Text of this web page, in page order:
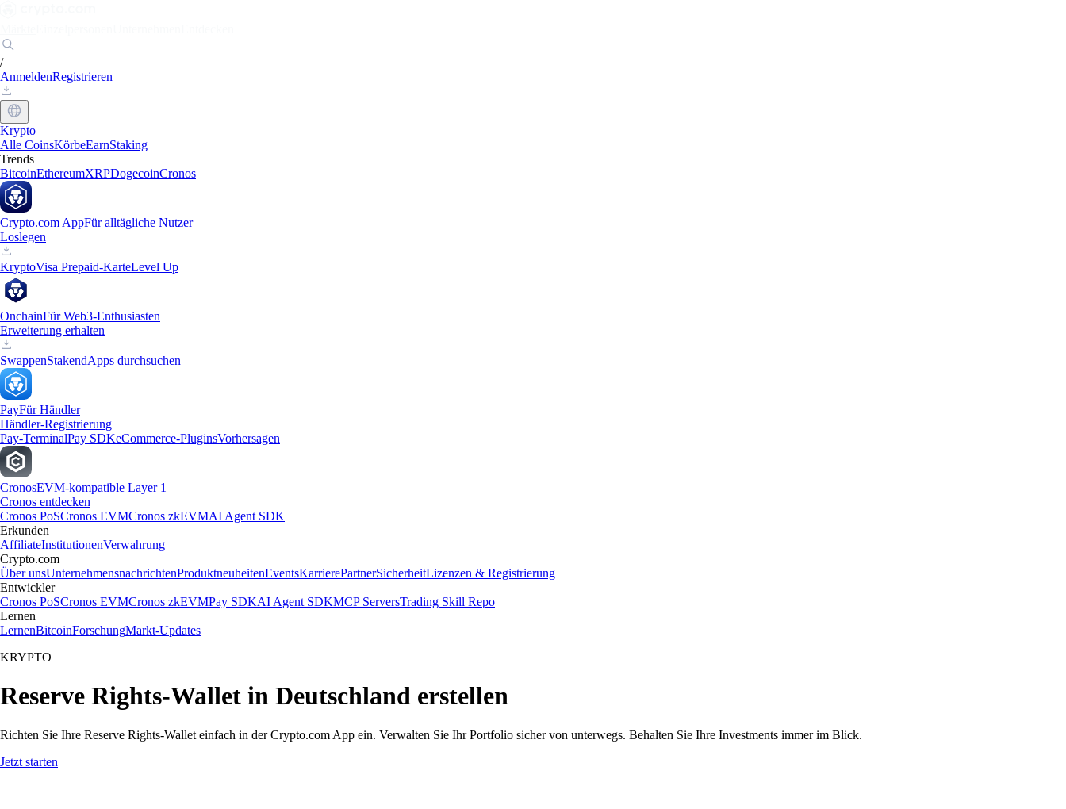
/
AnmeldenRegistrieren
Krypto
Alle CoinsKörbeEarnStaking
Trends
BitcoinEthereumXRPDogecoinCronos
Crypto.com AppFür alltägliche Nutzer
Loslegen
KryptoVisa Prepaid-KarteLevel Up
OnchainFür Web3-Enthusiasten
Erweiterung erhalten
SwappenStakendApps durchsuchen
PayFür Händler
Händler-Registrierung
Pay-TerminalPay SDKeCommerce-PluginsVorhersagen
CronosEVM-kompatible Layer 1
Cronos entdecken
Cronos PoSCronos EVMCronos zkEVMAI Agent SDK
Erkunden
AffiliateInstitutionenVerwahrung
Crypto.com
Über unsUnternehmensnachrichtenProduktneuheitenEventsKarrierePartnerSicherheitLizenzen & Registrierung
Entwickler
Cronos PoSCronos EVMCronos zkEVMPay SDKAI Agent SDKMCP ServersTrading Skill Repo
Lernen
LernenBitcoinForschungMarkt-Updates
KRYPTO
Reserve Rights-Wallet in Deutschland erstellen
Richten Sie Ihre Reserve Rights-Wallet einfach in der Crypto.com App ein. Verwalten Sie Ihr Portfolio sicher von unterwegs. Behalten Sie Ihre Investments immer im Blick.
Jetzt starten